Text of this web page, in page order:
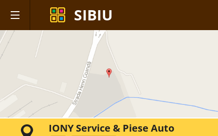
SIBIU
IONY Service & Piese Auto